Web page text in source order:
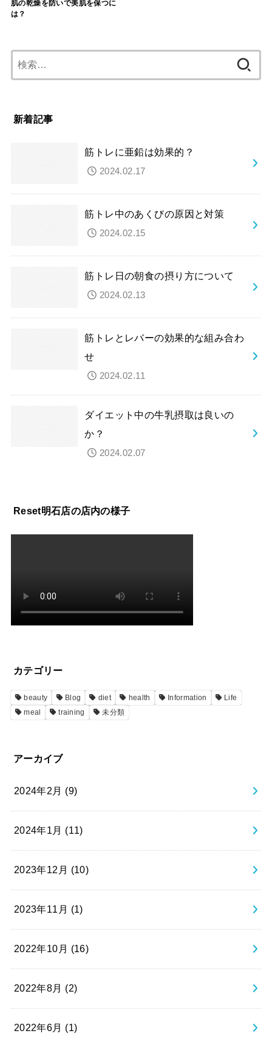
肌の乾燥を防いで美肌を保つに
は？
索:
新着記事
筋トレに亜鉛は効果的？
2024.02.17
筋トレ中のあくびの原因と対策
2024.02.15
筋トレ日の朝食の摂り方について
2024.02.13
筋トレとレバーの効果的な組み合わ
せ
2024.02.11
ダイエット中の牛乳摂取は良いの
か？
2024.02.07
Reset明石店の店内の様子
カテゴリー
beauty Blog diet health Information
Life
meal
training 未分類
アーカイブ
2024年2月 (9)
2024年1月 (11)
2023年12月 (10)
2023年11月 (1)
2022年10月 (16)
2022年8月 (2)
2022年6月 (1)